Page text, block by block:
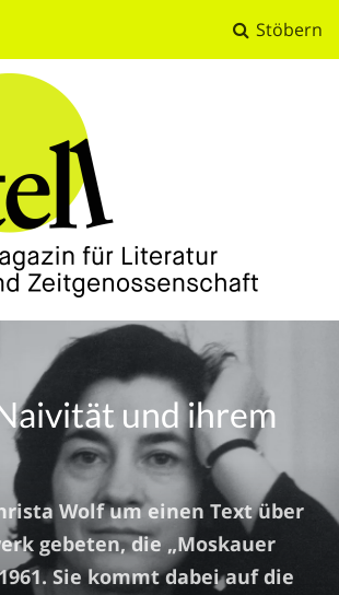
Stöbern
Zeitgenossenschaft
und ihrem
Wolf um einen Text über
gebeten, die „Moskauer
Sie kommt dabei auf die